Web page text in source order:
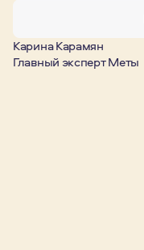
Карина Карамян
Главный эксперт Меты